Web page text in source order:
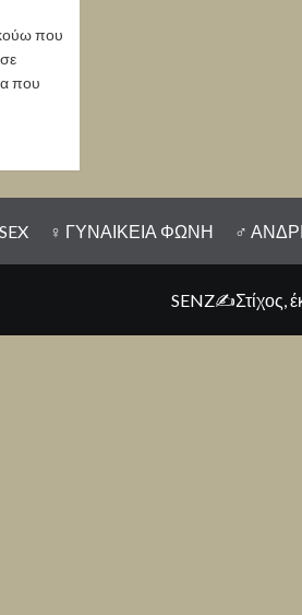
που
που
♀ ΓΥΝΑΙΚΕΙΑ ΦΩΝΗ ♂
SENZ✍Στίχος,